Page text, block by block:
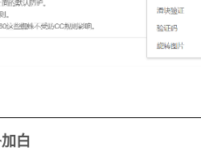
白